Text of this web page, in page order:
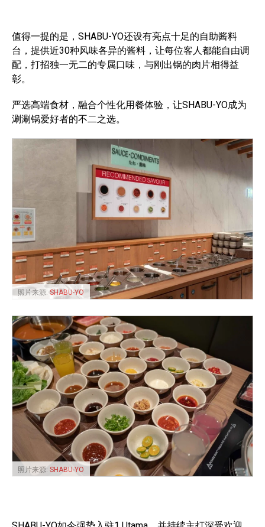
值得一提的是，SHABU-YO还设有亮点十足的自助酱料
台，提供近30种风味各异的酱料，让每位客人都能自由调
配，打招独一无二的专属口味，与刚出锅的肉片相得益
彰。
严选高端食材，融合个性化用餐体验，让SHABU-YO成为
涮涮锅爱好者的不二之选。
照片来源:SHABU-YO
照片来源: SHABU-YO